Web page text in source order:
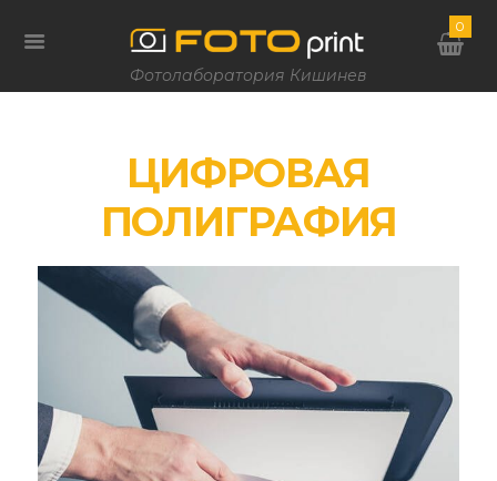
Фотолаборатория Кишинев
0
ЦИФРОВАЯ
ПОЛИГРАФИЯ